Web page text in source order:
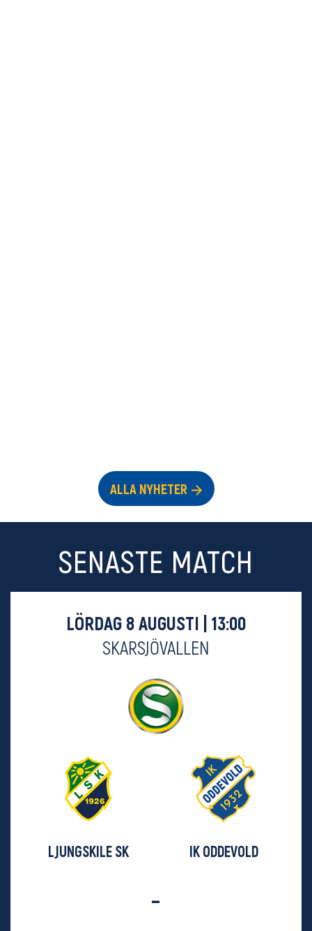
ALLA NYHETER
SENASTE MATCH
LÖRDAG 8 AUGUSTI | 13:00
SKARSJÖVALLEN
LJUNGSKILE SK IK ODDEVOLD
-